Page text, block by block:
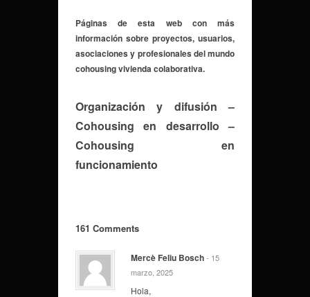
Páginas de esta web con más
información sobre proyectos, usuarios,
asociaciones y profesionales del mundo
cohousing vivienda colaborativa.
Organización y difusión –
Cohousing en desarrollo –
Cohousing en
funcionamiento
161 Comments
Mercè Feliu Bosch- 15
marzo, 2025
Hola,